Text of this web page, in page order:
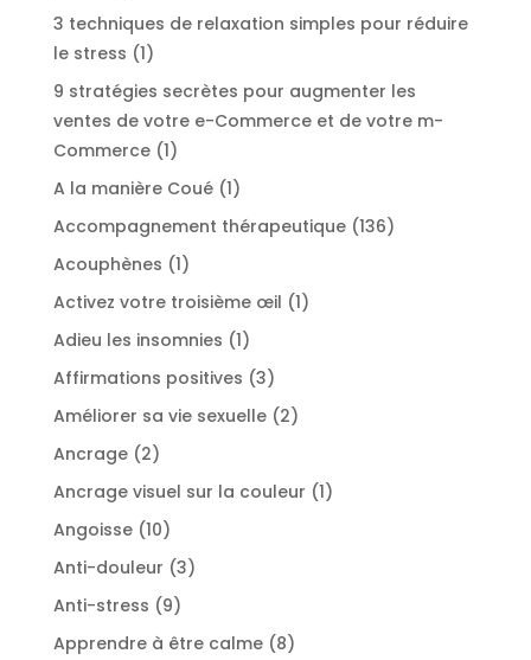
produit
3 techniques de relaxation simples pour réduire
le stress 11
produit
9 stratégies secrètes pour augmenter les
ventes de votre e-Commerce et de votre m-
Commerce 11
produit
A la manière Coué 11
produit
Accompagnement thérapeutique 136136
Acouphènes 11
produit
Activez votre troisième œil 11
Adieu les insomnies 11
produit
Affirmations positives 33
produits
Améliorer sa vie sexuelle 22
Ancrage 22
produits
Ancrage visuel sur la couleur 11
Angoisse 1010
produits
Anti-douleur 33
Anti-stress 99
produits
Apprendre à être calme 88